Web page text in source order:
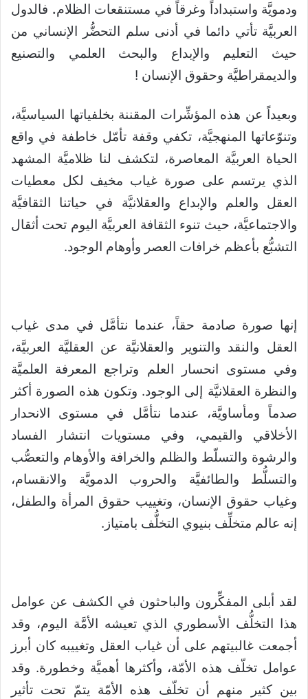
ودمويَّة واستبداداً وغرقاً في مستنقعات الظلام. فالدول
العربيَّة تأتي دائما في أدنى سلم التحضُّر الإنساني من
حيث التعليم والإبداع والبحث العلمي والتصنيع
والديمقراطيَّة وحقوق الإنسان !
وبعيداً عن هذه المؤشِّرات المقننة بخلفياتها السياسيَّة،
وتنوّعاتها المنهجيَّة، تكفي وقفة تأمّل خاطفة في واقع
الحياة العربيَّة المعاصرة، لتكشف لنا ظلاميَّة المشهد
الذي يرتسم على صورة غياب مخيف لكل معطيات
العقل والعلم والإبداع والعقلانيَّة في حياتنا الثقافيَّة
والاجتماعيَّة، حيث تنوء الثقافة العربيَّة اليوم تحت أثقال
التشبُّع بأعظم خرافات العصر وأوهام الوجود.
إنها صورة صادمة حقاً، عندما نتأمَّل في مدى غياب
العقل والنقد والتنوير والعقلانيَّة عن العقليَّة العربيَّة،
وفي مستوى انحسار العلم وتراجع المعرفة العلميَّة
والنظرة العقلانيَّة إلى الوجود. وتكون هذه الصورة أكثر
صدماً ومأساويَّة، عندما نتأمَّل في مستوى الانحدار
الأخلاقي والقيمي، وفي مستويات انتشار الفساد
والرشوة والتسلّط والظلم والخرافة والأوهام والتعصُّب
والتسلُّط والطائفيَّة والحروب الدمويَّة والانقسام،
وغياب حقوق الإنسان، وتغييب حقوق المرأة والطفل،
إنه عالم متخلِّف بنيوي التخلُّف بامتياز.
لقد أبلى المفكِّرون والباحثون في الكشف عن عوامل
هذا التخلُّف الأسطوري الذي تعيشه الأمَّة اليوم، وقد
أجمعت غالبيتهم على أن غياب العقل وتغييبه كان أبرز
عوامل تخلّف هذه الأمّة، وأكثرها أهميَّة وخطورة. وقد
بين كثير منهم أن تخلّف هذه الأمّة يتمّ تحت تأثير